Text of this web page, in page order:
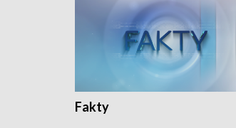
Fakty